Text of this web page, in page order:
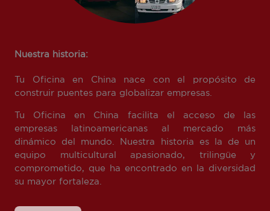
Nuestra historia:
Tu Oficina en China nace con el propósito de
construir puentes para globalizar empresas.
Tu Oficina en China facilita el acceso de las
empresas latinoamericanas al mercado más
dinámico del mundo. Nuestra historia es la de un
equipo multicultural apasionado, trilingüe y
comprometido, que ha encontrado en la diversidad
su mayor fortaleza.